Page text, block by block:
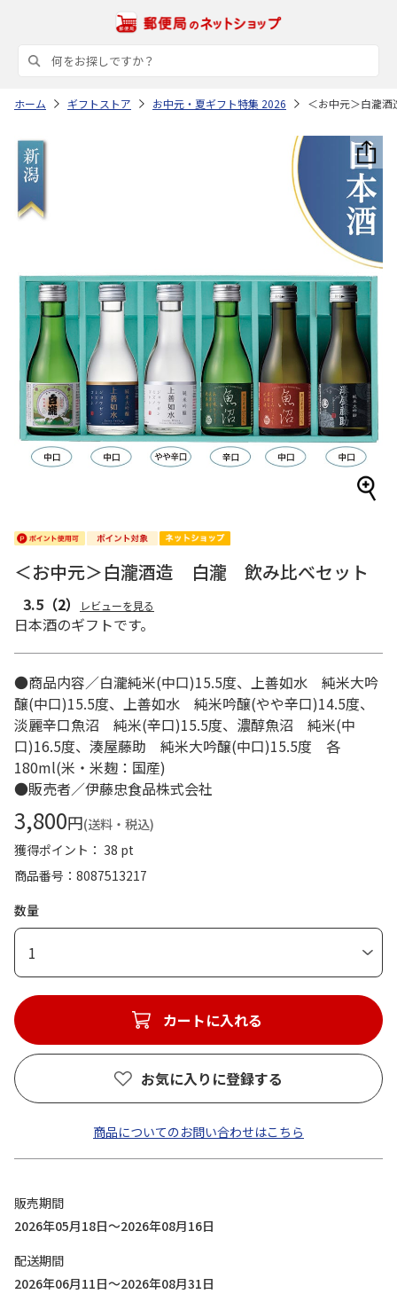
ホーム ギフトストア お中元・夏ギフト特集 2026 ＜お中元＞白瀧
＜お中元＞白瀧酒造 白瀧 飲み比べセット
3.5 （2） レビューを見る
日本酒のギフトです。
●商品内容／白瀧純米(中口)15.5度、上善如水 純米大吟
醸(中口)15.5度、上善如水 純米吟醸(やや辛口)14.5度、
淡麗辛口魚沼 純米(辛口)15.5度、濃醇魚沼 純米(中
口)16.5度、湊屋藤助 純米大吟醸(中口)15.5度 各
180ml(米・米麹：国産)
●販売者／伊藤忠食品株式会社
3,800円(送料・税込)
獲得ポイント： 38 pt
商品番号
8087513217
数量
1
カートに入れる
お気に入りに登録する
商品についてのお問い合わせはこちら
販売期間
2026年05月18日～2026年08月16日
配送期間
2026年06月11日～2026年08月31日